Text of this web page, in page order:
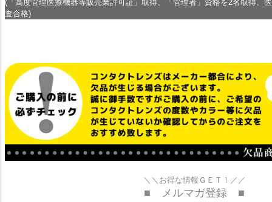
(「高度管理医療機器等販売業許可証」取得、「管理者」資格を2名取得、
査合格)
＼＼お得な情報ＧＥＴ！／／
■ メルマガ登録 ■